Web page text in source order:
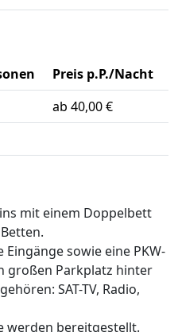
Preis p.P./Nacht
ab 40,00 €
mit einem Doppelbett
sowie eine PKW-
großen Parkplatz hinter
SAT-TV, Radio,
werden bereitgestellt.